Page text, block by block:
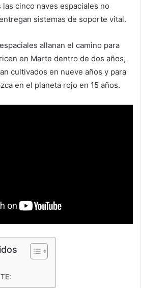
cinco naves espaciales no
sistemas de soporte vital.
allanan el camino para
en Marte dentro de dos años,
cultivados en nueve años y para
en el planeta rojo en 15 años.